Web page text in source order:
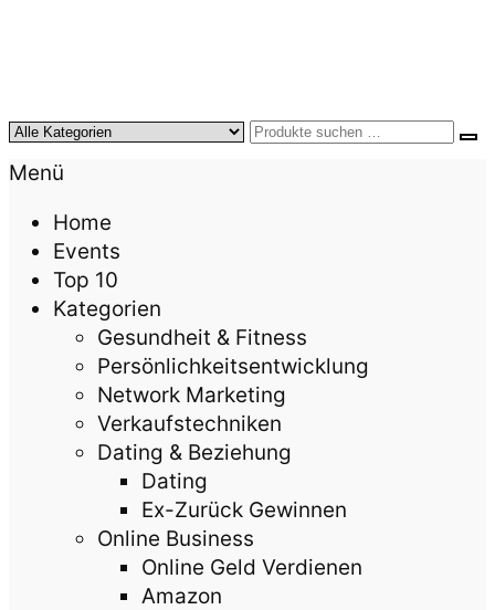
KursTipps.de
Weil Weiterbildung die beste Investition für mehr
Lebensqualität ist.
Menü
Home
Events
Top 10
Kategorien
Gesundheit & Fitness
Persönlichkeitsentwicklung
Network Marketing
Verkaufstechniken
Dating & Beziehung
Dating
Ex-Zurück Gewinnen
Online Business
Online Geld Verdienen
Amazon